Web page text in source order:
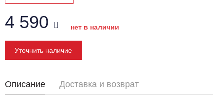
4 590 нет в наличии
Уточнить наличие
Описание Доставка и возврат